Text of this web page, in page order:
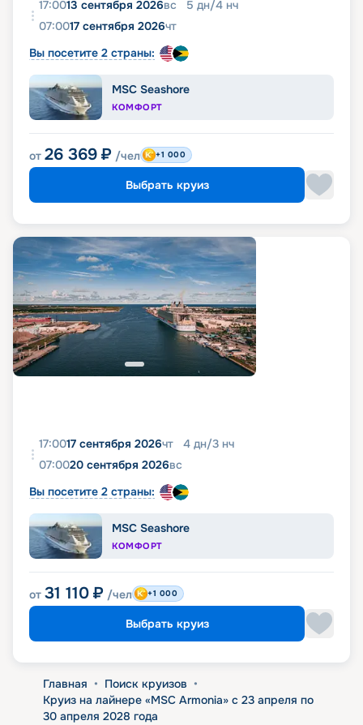
17:0013 сентября 2026вс 5 дн/4 нч
07:0017 сентября 2026чт
Вы посетите 2 страны:
MSC Seashore
КОМФОРТ
от 26 369 ₽ /чел +1 000
Выбрать круиз
17:0017 сентября 2026чт 4 дн/3 нч
07:0020 сентября 2026вс
Вы посетите 2 страны:
MSC Seashore
КОМФОРТ
от 31 110 ₽ /чел +1 000
Выбрать круиз
Главная • Поиск круизов •
Круиз на лайнере «MSC Armonia» с 23 апреля по
30 апреля 2028 года